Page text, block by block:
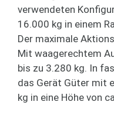
verwendeten
16.000 kg in einem
Der maximale
Mit waagerechtem
bis zu 3.280 kg. In
das Gerät Güter mit
kg in eine Höhe von